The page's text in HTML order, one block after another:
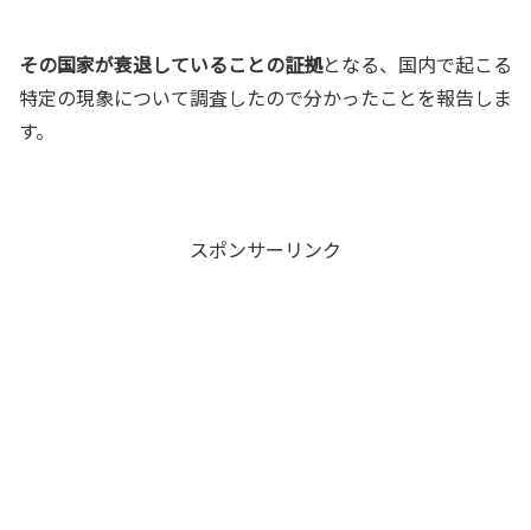
その国家が衰退していることの証拠となる、国内で起こる
特定の現象について調査したので分かったことを報告しま
す。
スポンサーリンク